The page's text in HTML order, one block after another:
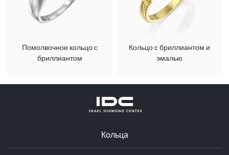
Помолвочное кольцо с
бриллиантом
Кольцо с бриллиантом и
эмалью
Кольца